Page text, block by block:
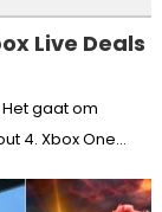
Live Deals
gaat om
4. Xbox One...